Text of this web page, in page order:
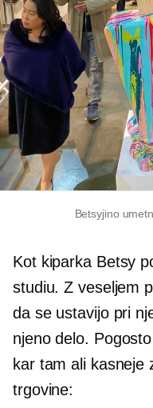
Betsyjino
Kot kiparka Betsy
studiu. Z veseljem
da se ustavijo pri
njeno delo.
kar tam ali kasneje
trgovine: